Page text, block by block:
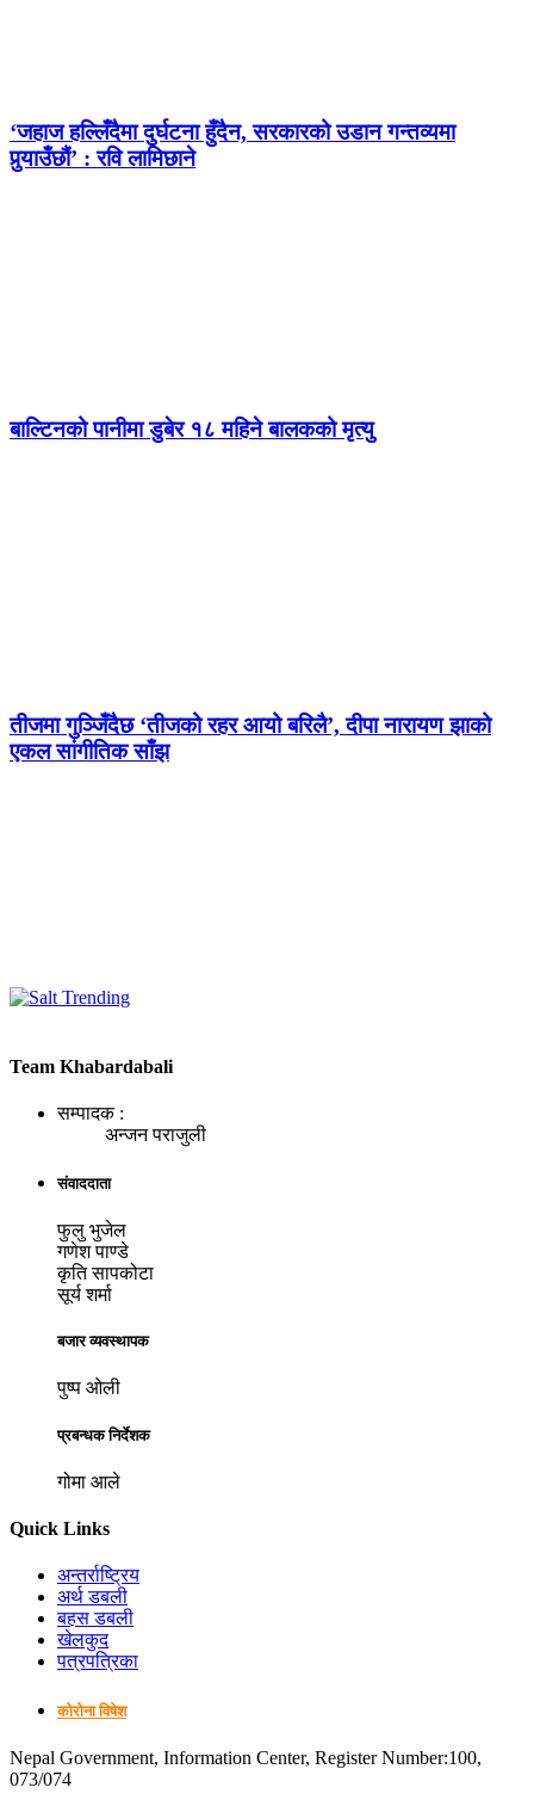
‘जहाज हल्लिँदैमा दुर्घटना हुँदैन, सरकारको उडान गन्तव्यमा
पुर्‍याउँछौं’ : रवि लामिछाने
बाल्टिनको पानीमा डुबेर १८ महिने बालकको मृत्यु
तीजमा गुञ्जिँदैछ ‘तीजको रहर आयो बरिलै’, दीपा नारायण झाको
एकल सांगीतिक साँझ
Team Khabardabali
सम्पादक :
अन्जन पराजुली
संवाददाता
फुलु भुजेल
गणेश पाण्डे
कृति सापकोटा
सूर्य शर्मा
बजार व्यवस्थापक
पुष्प ओली
प्रबन्धक निर्देशक
गोमा आले
Quick Links
अन्तर्राष्ट्रिय
अर्थ डबली
बहस डबली
खेलकुद
पत्रपत्रिका
कोरोना विषेश
Nepal Government, Information Center, Register Number:100,
073/074